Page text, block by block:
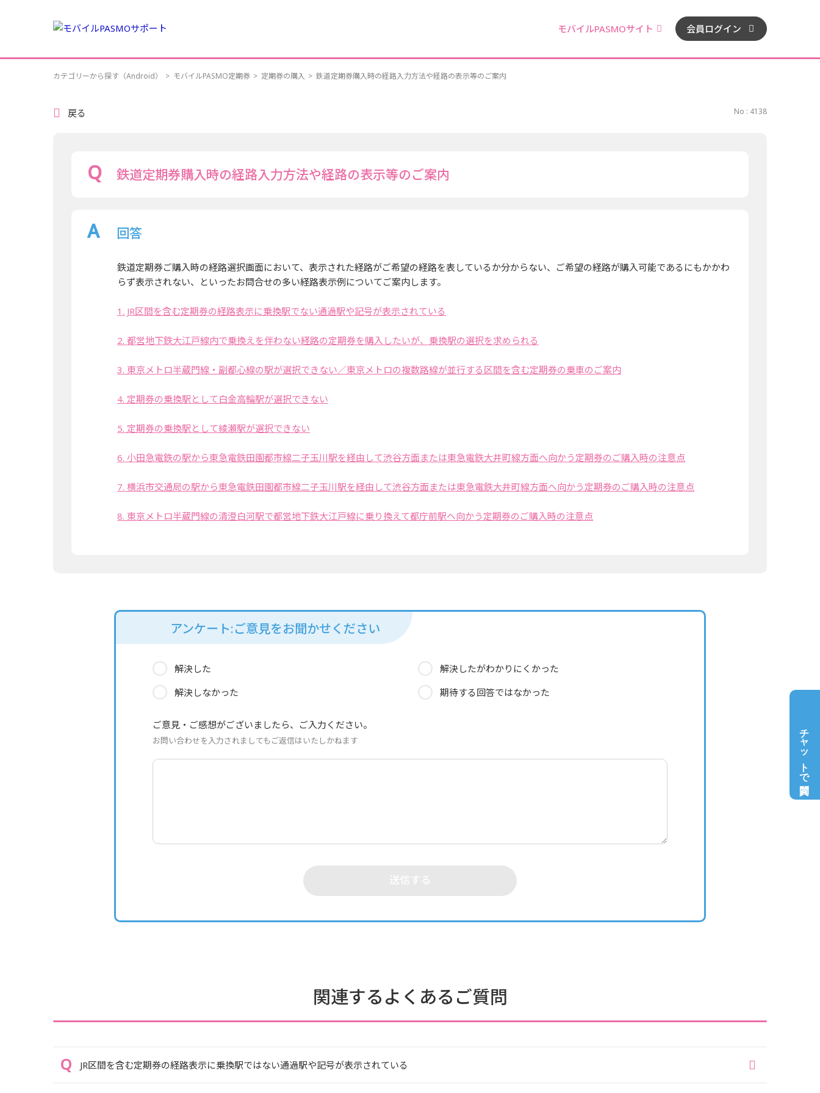
モバイルPASMOサイト 会員ログイン
チャットで質問
カテゴリーから探す（Android） > モバイルPASMO定期券 > 定期券の購入 > 鉄道定期券購入時の経路入力方法や経路の表示等のご案内
戻る No : 4138
鉄道定期券購入時の経路入力方法や経路の表示等のご案内
回答
鉄道定期券ご購入時の経路選択画面において、表示された経路がご希望の経路を表しているか分からない、ご希望の経路が購入可能であるにもかかわ
らず表示されない、といったお問合せの多い経路表示例についてご案内します。
1. JR区間を含む定期券の経路表示に乗換駅でない通過駅や記号が表示されている
2. 都営地下鉄大江戸線内で乗換えを伴わない経路の定期券を購入したいが、乗換駅の選択を求められる
3. 東京メトロ半蔵門線・副都心線の駅が選択できない／東京メトロの複数路線が並行する区間を含む定期券の乗車のご案内
4. 定期券の乗換駅として白金高輪駅が選択できない
5. 定期券の乗換駅として綾瀬駅が選択できない
6. 小田急電鉄の駅から東急電鉄田園都市線二子玉川駅を経由して渋谷方面または東急電鉄大井町線方面へ向かう定期券のご購入時の注意点
7. 横浜市交通局の駅から東急電鉄田園都市線二子玉川駅を経由して渋谷方面または東急電鉄大井町線方面へ向かう定期券のご購入時の注意点
8. 東京メトロ半蔵門線の清澄白河駅で都営地下鉄大江戸線に乗り換えて都庁前駅へ向かう定期券のご購入時の注意点
アンケート:ご意見をお聞かせください
解決した
解決したがわかりにくかった
解決しなかった
期待する回答ではなかった
ご意見・ご感想がございましたら、ご入力ください。
お問い合わせを入力されましてもご返信はいたしかねます
関連するよくあるご質問
JR区間を含む定期券の経路表示に乗換駅ではない通過駅や記号が表示されている